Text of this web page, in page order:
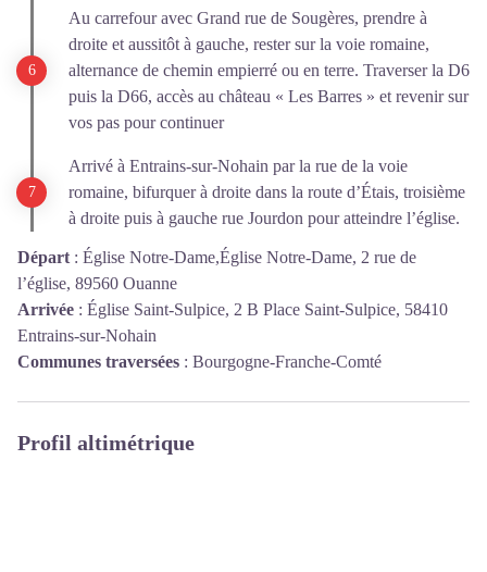
Au carrefour avec Grand rue de Sougères, prendre à
droite et aussitôt à gauche, rester sur la voie romaine,
alternance de chemin empierré ou en terre. Traverser la D6
puis la D66, accès au château « Les Barres » et revenir sur
vos pas pour continuer
Arrivé à Entrains-sur-Nohain par la rue de la voie
romaine, bifurquer à droite dans la route d’Étais, troisième
à droite puis à gauche rue Jourdon pour atteindre l’église.
Départ : Église Notre-Dame,Église Notre-Dame, 2 rue de
l’église, 89560 Ouanne
Arrivée : Église Saint-Sulpice, 2 B Place Saint-Sulpice, 58410
Entrains-sur-Nohain
Communes traversées : Bourgogne-Franche-Comté
Profil altimétrique